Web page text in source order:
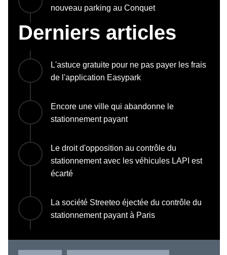
nouveau parking au Conquet
Derniers articles
L'astuce gratuite pour ne pas payer les frais
de l'application Easypark
Encore une ville qui abandonne le
stationnement payant
Le droit d'opposition au contrôle du
stationnement avec les véhicules LAPI est
écarté
La société Streeteo éjectée du contrôle du
stationnement payant à Paris